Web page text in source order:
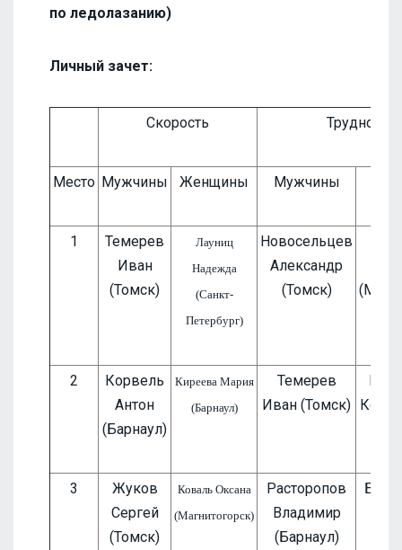
по ледолазанию)
Личный зачет:
Скорость Трудность
Место Мужчины Женщины Мужчины
1
Темерев
Иван
(Томск)
Лауниц
Надежда
(Санкт-
Петербург)
Новосельцев
Александр
(Томск)
2
Корвель
Антон
(Барнаул)
Киреева Мария
(Барнаул)
Темерев
Иван (Томск)
3
Жуков
Сергей
(Томск)
Коваль Оксана
(Магнитогорск)
Расторопов
Владимир
(Барнаул)